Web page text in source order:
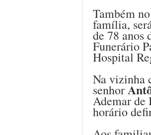
Também
família,
de 78 anos
Funerário
Hospital
Na vizinha
senhor
Ademar de
horário